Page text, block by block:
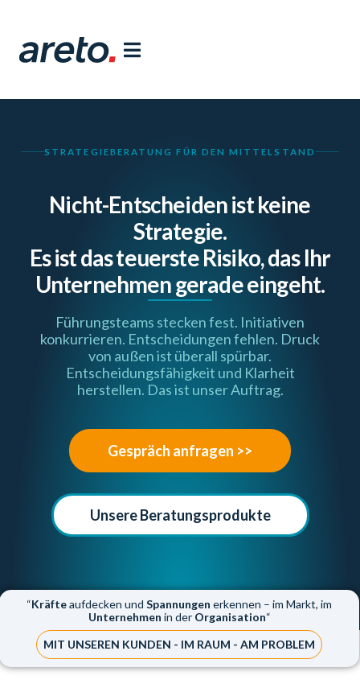
STRATEGIEBERATUNG FÜR DEN MITTELSTAND
Nicht-Entscheiden ist keine
Strategie.
Es ist das teuerste Risiko, das Ihr
Unternehmen gerade eingeht.
Führungsteams stecken fest. Initiativen
konkurrieren. Entscheidungen fehlen. Druck
von außen ist überall spürbar.
Entscheidungsfähigkeit und Klarheit
herstellen. Das ist unser Auftrag.
Gespräch anfragen >>
Unsere Beratungsprodukte
“Kräfteaufdecken und Spannungen erkennen – im Markt, im
Unternehmen in der Organisation“
MIT UNSEREN KUNDEN - IM RAUM - AM PROBLEM